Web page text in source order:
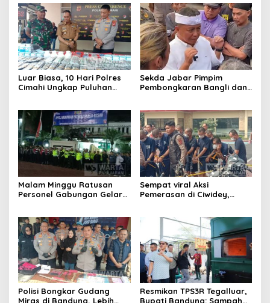
Luar Biasa, 10 Hari Polres
Cimahi Ungkap Puluhan
Sekda Jabar Pimpim
Pembongkaran Bangli dan
Malam Minggu Ratusan
Personel Gabungan Gelar
Sempat viral Aksi
Pemerasan di Ciwidey,
Polisi Bongkar Gudang
Miras di Bandung, Lebih
Resmikan TPS3R Tegalluar,
Bupati Bandung: Sampah